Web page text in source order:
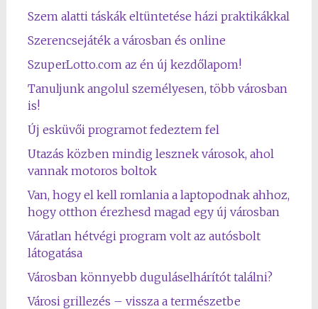
Szem alatti táskák eltüntetése házi praktikákkal
Szerencsejáték a városban és online
SzuperLotto.com az én új kezdőlapom!
Tanuljunk angolul személyesen, több városban
is!
Új esküvői programot fedeztem fel
Utazás közben mindig lesznek városok, ahol
vannak motoros boltok
Van, hogy el kell romlania a laptopodnak ahhoz,
hogy otthon érezhesd magad egy új városban
Váratlan hétvégi program volt az autósbolt
látogatása
Városban könnyebb duguláselhárítót találni?
Városi grillezés – vissza a természetbe